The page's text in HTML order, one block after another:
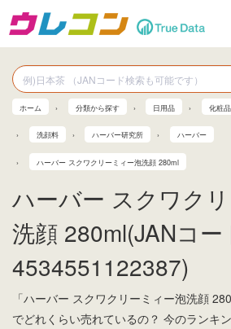
ホーム 分類から探す 日用品 化粧品
洗顔料 ハーバー研究所 ハーバー
ハーバー スクワクリーミィー泡洗顔 280ml
ハーバー スクワク
洗顔 280ml(JANコー
4534551122387)
「ハーバー スクワクリーミィー泡洗顔
でどれくらい売れているの？ 今のランキ